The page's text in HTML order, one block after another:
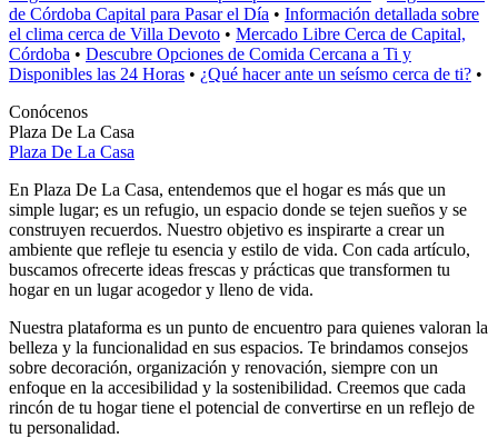
de Córdoba Capital para Pasar el Día • Información detallada sobre
el clima cerca de Villa Devoto • Mercado Libre Cerca de Capital,
Córdoba • Descubre Opciones de Comida Cercana a Ti y
Disponibles las 24 Horas • ¿Qué hacer ante un seísmo cerca de ti? •
Conócenos
Plaza De La Casa
Plaza De La Casa
En Plaza De La Casa, entendemos que el hogar es más que un
simple lugar; es un refugio, un espacio donde se tejen sueños y se
construyen recuerdos. Nuestro objetivo es inspirarte a crear un
ambiente que refleje tu esencia y estilo de vida. Con cada artículo,
buscamos ofrecerte ideas frescas y prácticas que transformen tu
hogar en un lugar acogedor y lleno de vida.
Nuestra plataforma es un punto de encuentro para quienes valoran la
belleza y la funcionalidad en sus espacios. Te brindamos consejos
sobre decoración, organización y renovación, siempre con un
enfoque en la accesibilidad y la sostenibilidad. Creemos que cada
rincón de tu hogar tiene el potencial de convertirse en un reflejo de
tu personalidad.